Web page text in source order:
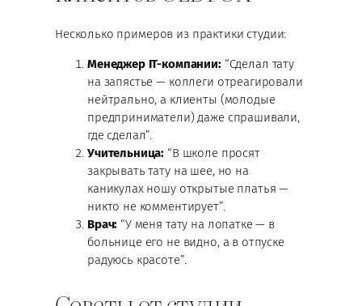
Несколько примеров из практики студии:
Менеджер IT-компании:“Сделал тату
на запястье — коллеги отреагировали
нейтрально, а клиенты (молодые
предприниматели) даже спрашивали,
где сделал”.
Учительница: “В школе просят
закрывать тату на шее, но на
каникулах ношу открытые платья —
никто не комментирует”.
Врач: “У меня тату на лопатке — в
больнице его не видно, а в отпуске
радуюсь красоте”.